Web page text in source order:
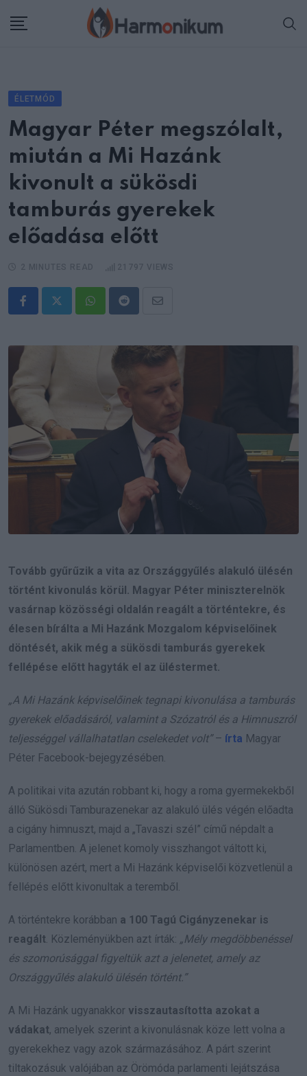
ÉLETMÓD
Magyar Péter megszólalt,
miután a Mi Hazánk
kivonult a sükösdi
tamburás gyerekek
előadása előtt
WhatsappRedditShare
Email
Tovább gyűrűzik a vita az Országgyűlés alakuló ülésén
történt kivonulás körül. Magyar Péter miniszterelnök
vasárnap közösségi oldalán reagált a történtekre, és
élesen bírálta a Mi Hazánk Mozgalom képviselőinek
döntését, akik még a sükösdi tamburás gyerekek
fellépése előtt hagyták el az üléstermet.
„A Mi Hazánk képviselőinek tegnapi kivonulása a tamburás
gyerekek előadásáról, valamint a Szózatról és a Himnuszról
teljességgel vállalhatatlan cselekedet volt”– írta Magyar
Péter Facebook-bejegyzésében.
A politikai vita azután robbant ki, hogy a roma gyermekekből
álló Sükösdi Tamburazenekar az alakuló ülés végén előadta
a cigány himnuszt, majd a „Tavaszi szél” című népdalt a
Parlamentben. A jelenet komoly visszhangot váltott ki,
különösen azért, mert a Mi Hazánk képviselői közvetlenül a
fellépés előtt kivonultak a teremből.
A történtekre korábban a 100 Tagú Cigányzenekar is
reagált. Közleményükben azt írták: „Mély megdöbbenéssel
és szomorúsággal figyeltük azt a jelenetet, amely az
Országgyűlés alakuló ülésén történt.”
A Mi Hazánk ugyanakkor visszautasította azokat a
vádakat, amelyek szerint a kivonulásnak köze lett volna a
gyerekekhez vagy azok származásához. A párt szerint
tiltakozásuk valójában az Örömóda parlamenti lejátszása